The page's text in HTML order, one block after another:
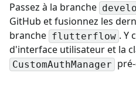
Passez à la branche
GitHub et fusionnez les
branche flutterflow . Y
d'interface utilisateur et la
CustomAuthManager